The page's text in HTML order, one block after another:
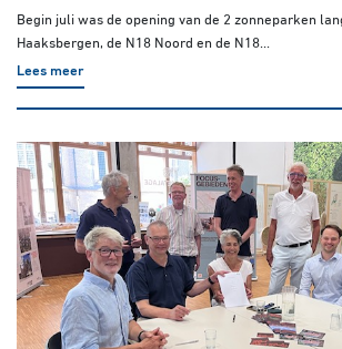
Begin juli was de opening van de 2 zonneparken
Haaksbergen, de N18 Noord en de N18...
Lees meer